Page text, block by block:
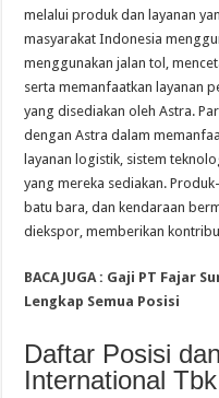
melalui produk dan layanan
masyarakat Indonesia
menggunakan jalan tol,
serta memanfaatkan layanan
yang disediakan oleh Astra.
dengan Astra dalam
layanan logistik, sistem
yang mereka sediakan.
batu bara, dan kendaraan
diekspor, memberikan
BACA JUGA : Gaji PT Fajar
Lengkap Semua Posisi
Daftar Posisi
International Tbk